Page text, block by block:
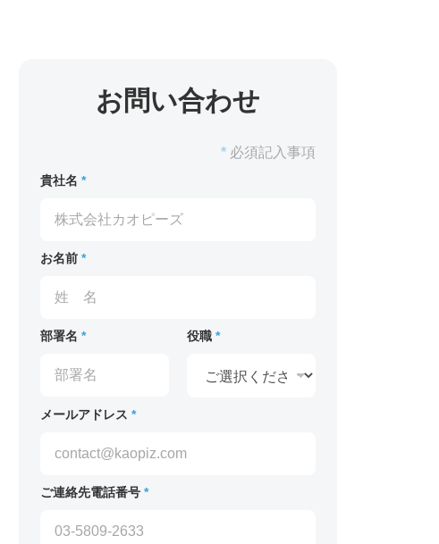
お問い合わせ
* 必須記入事項
貴社名 *
お名前 *
部署名 * 役職 *
メールアドレス *
ご連絡先電話番号 *